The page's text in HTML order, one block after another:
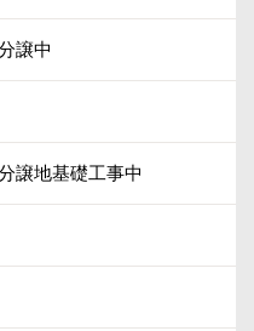
譲中
譲地基礎工事中